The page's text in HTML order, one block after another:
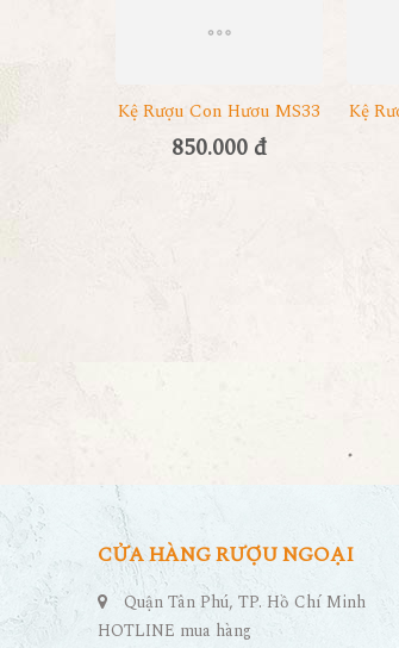
Kệ Rượu Con Hươu MS33
850.000 đ
Kệ
CỬA HÀNG RƯỢU NGOẠI
Quận Tân Phú, TP. Hồ Chí Minh
HOTLINE mua hàng